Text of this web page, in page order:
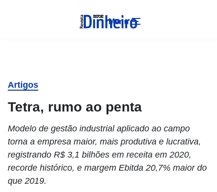
Menu
Artigos
Tetra, rumo ao penta
Modelo de gestão industrial aplicado ao campo
torna a empresa maior, mais produtiva e lucrativa,
registrando R$ 3,1 bilhões em receita em 2020,
recorde histórico, e margem Ebitda 20,7% maior do
que 2019.